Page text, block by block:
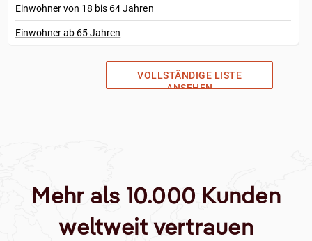
Einwohner von 18 bis 64 Jahren
Einwohner ab 65 Jahren
VOLLSTÄNDIGE LISTE
ANSEHEN
Mehr als 10.000 Kunden
weltweit vertrauen